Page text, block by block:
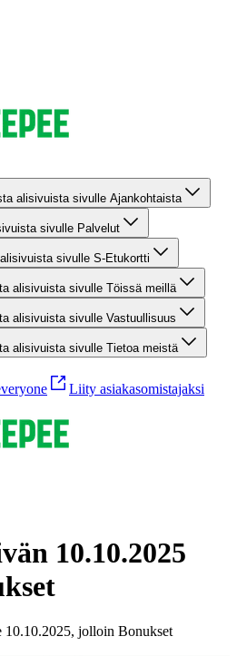
alisivuista sivulle Ajankohtaista
sivulle Palvelut
sivulle S-Etukortti
alisivuista sivulle Töissä meillä
alisivuista sivulle Vastuullisuus
alisivuista sivulle Tietoa meistä
Liity asiakasomistajaksi
10.10.2025
10.10.2025, jolloin Bonukset